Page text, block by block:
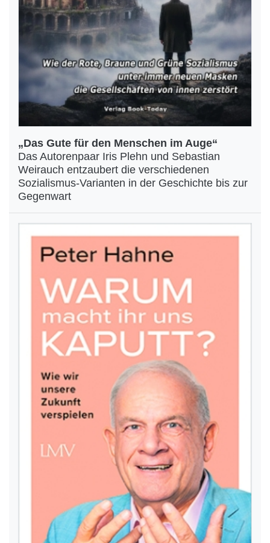
„Das Gute für den Menschen im Auge“
Das Autorenpaar Iris Plehn und Sebastian
Weirauch entzaubert die verschiedenen
Sozialismus-Varianten in der Geschichte bis zur
Gegenwart